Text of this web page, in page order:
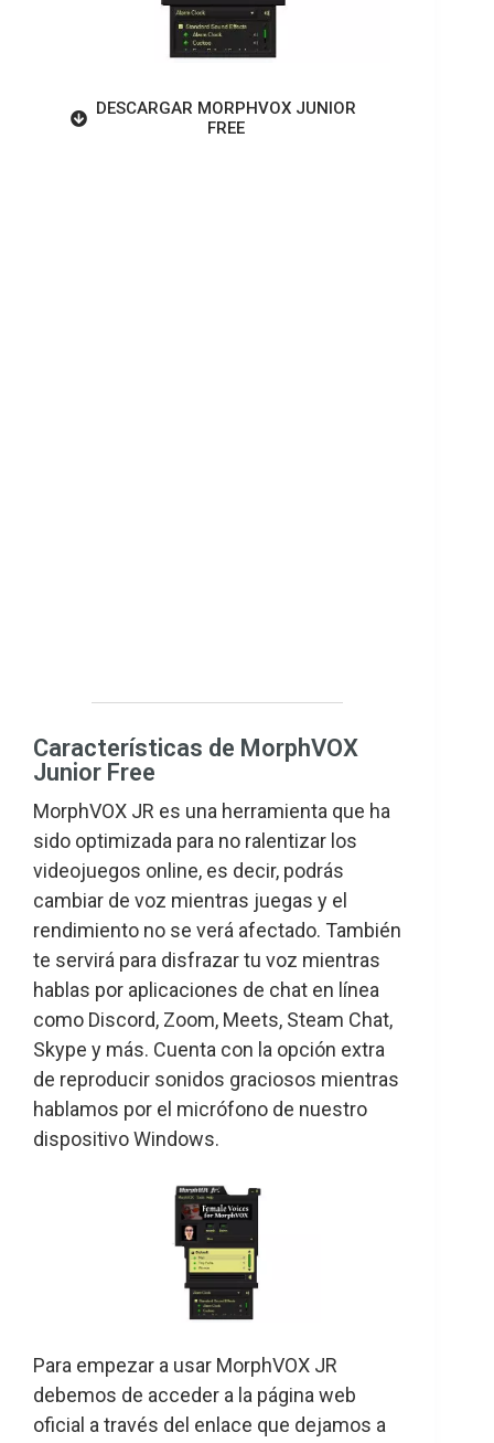
DESCARGAR MORPHVOX JUNIOR
FREE
Características de MorphVOX
Junior Free
MorphVOX JR es una herramienta que ha
sido optimizada para no ralentizar los
videojuegos online, es decir, podrás
cambiar de voz mientras juegas y el
rendimiento no se verá afectado. También
te servirá para disfrazar tu voz mientras
hablas por aplicaciones de chat en línea
como Discord, Zoom, Meets, Steam Chat,
Skype y más. Cuenta con la opción extra
de reproducir sonidos graciosos mientras
hablamos por el micrófono de nuestro
dispositivo Windows.
Para empezar a usar MorphVOX JR
debemos de acceder a la página web
oficial a través del enlace que dejamos a